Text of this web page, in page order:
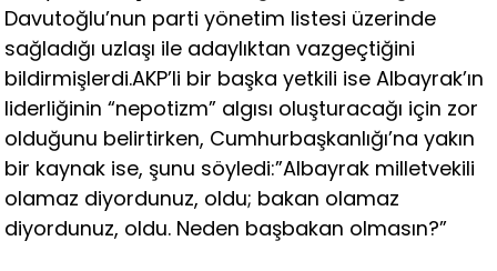
Davutoğlu’nun parti yönetim listesi üzerinde
sağladığı uzlaşı ile adaylıktan vazgeçtiğini
bildirmişlerdi.AKP’li bir başka yetkili ise Albayrak’ın
liderliğinin “nepotizm” algısı oluşturacağı için zor
olduğunu belirtirken, Cumhurbaşkanlığı’na yakın
bir kaynak ise, şunu söyledi:”Albayrak milletvekili
olamaz diyordunuz, oldu; bakan olamaz
diyordunuz, oldu. Neden başbakan olmasın?”